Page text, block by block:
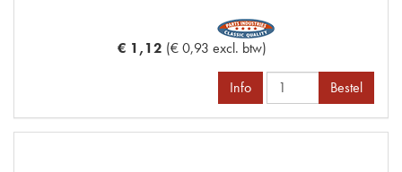
€ 1,12 (€ 0,93 excl. btw)
Info Bestel